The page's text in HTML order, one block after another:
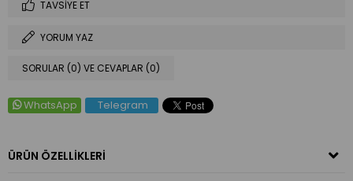
TAVSIYE ET
YORUM YAZ
SORULAR (0) VE CEVAPLAR (0)
WhatsApp Telegram
ÜRÜN ÖZELLIKLERI